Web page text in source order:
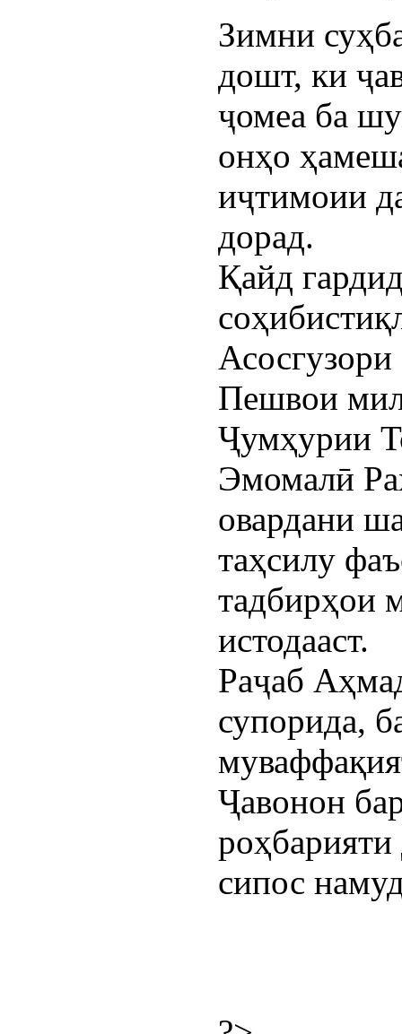
Зимни
дошт, ки
ҷомеа ба
онҳо
иҷтимоии
дорад.
Қайд
Пешвои
Ҷумҳурии
Эмомалӣ
овардани
таҳсилу
тадбирҳои
истодааст.
Раҷаб
супорида,
Ҷавонон
роҳбарияти
сипос